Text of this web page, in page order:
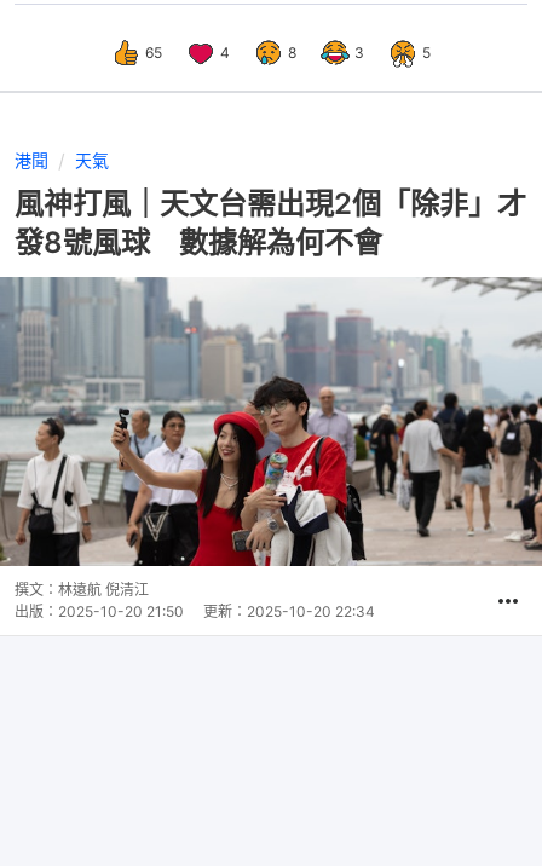
65 4 8 3 5
港聞 天氣
風神打風｜天文台需出現2個「除非」才
發8號風球 數據解為何不會
撰文： 林遠航 倪清江
出版： 2025-10-20 21:50 更新： 2025-10-20 22:34